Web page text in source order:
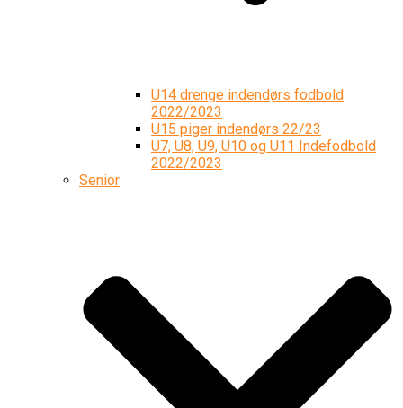
U14 drenge indendørs fodbold
2022/2023
U15 piger indendørs 22/23
U7, U8, U9, U10 og U11 Indefodbold
2022/2023
Senior